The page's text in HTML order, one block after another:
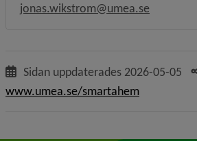
jonas.wikstrom@umea.se
Sidan uppdaterades 2026-05-05
www.umea.se/smartahem